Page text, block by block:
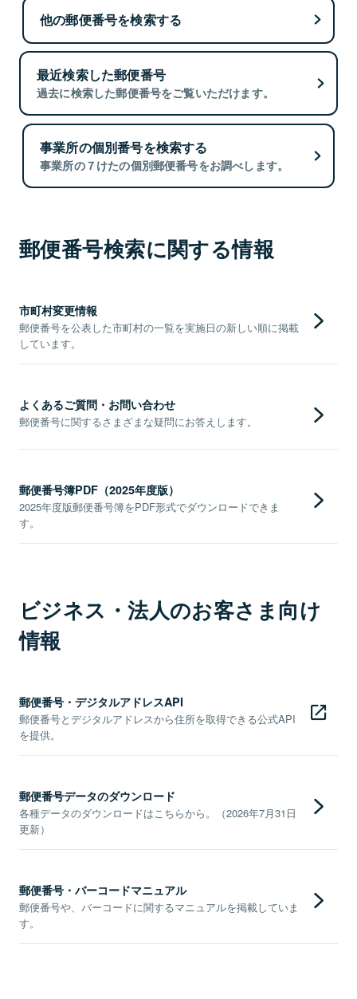
他の郵便番号を検索する
最近検索した郵便番号
過去に検索した郵便番号をご覧いただけます。
事業所の個別番号を検索する
事業所の７けたの個別郵便番号をお調べします。
郵便番号検索に関する情報
市町村変更情報
郵便番号を公表した市町村の一覧を実施日の新しい順に掲載
しています。
よくあるご質問・お問い合わせ
郵便番号に関するさまざまな疑問にお答えします。
郵便番号簿PDF（2025年度版）
2025年度版郵便番号簿をPDF形式でダウンロードできま
す。
ビジネス・法人のお客さま向け
情報
郵便番号・デジタルアドレスAPI
郵便番号とデジタルアドレスから住所を取得できる公式API
を提供。
郵便番号データのダウンロード
各種データのダウンロードはこちらから。（2026年7月31日
更新）
郵便番号・バーコードマニュアル
郵便番号や、バーコードに関するマニュアルを掲載していま
す。